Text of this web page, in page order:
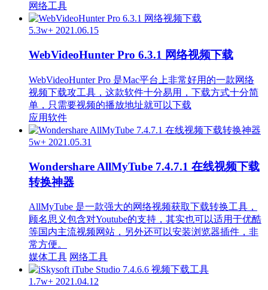
网络工具
5.3w+ 2021.06.15
WebVideoHunter Pro 6.3.1 网络视频下载
WebVideoHunter Pro 是Mac平台上非常好用的一款网络
视频下载攻工具，这款软件十分易用，下载方式十分简
单，只需要视频的播放地址就可以下载
应用软件
5w+ 2021.05.31
Wondershare AllMyTube 7.4.7.1 在线视频下载
转换神器
AllMyTube 是一款强大的网络视频获取下载转换工具，
顾名思义包含对Youtube的支持，其实也可以适用于优酷
等国内主流视频网站，另外还可以安装浏览器插件，非
常方便。
媒体工具 网络工具
1.7w+ 2021.04.12